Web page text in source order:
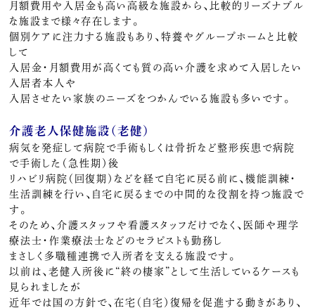
月額費用や入居金も高い高級な施設から、比較的リーズナブル
な施設まで様々存在します。
個別ケアに注力する施設もあり、特養やグループホームと比較
して
入居金・月額費用が高くても質の高い介護を求めて入居したい
入居者本人や
入居させたい家族のニーズをつかんでいる施設も多いです。
介護老人保健施設（老健）
病気を発症して病院で手術もしくは骨折など整形疾患で病院
で手術した（急性期）後
リハビリ病院（回復期）などを経て自宅に戻る前に、機能訓練・
生活訓練を行い、自宅に戻るまでの中間的な役割を持つ施設で
す。
そのため、介護スタッフや看護スタッフだけでなく、医師や理学
療法士・作業療法士などのセラピストも勤務し
まさしく多職種連携で入所者を支える施設です。
以前は、老健入所後に“終の棲家”として生活しているケースも
見られましたが
近年では国の方針で、在宅（自宅）復帰を促進する動きがあり、